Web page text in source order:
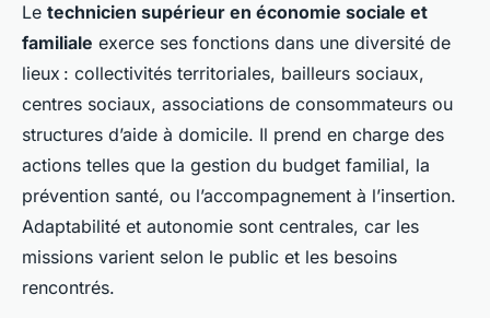
Le technicien supérieur en économie sociale et
familiale exerce ses fonctions dans une diversité de
lieux : collectivités territoriales, bailleurs sociaux,
centres sociaux, associations de consommateurs ou
structures d’aide à domicile. Il prend en charge des
actions telles que la gestion du budget familial, la
prévention santé, ou l’accompagnement à l’insertion.
Adaptabilité et autonomie sont centrales, car les
missions varient selon le public et les besoins
rencontrés.